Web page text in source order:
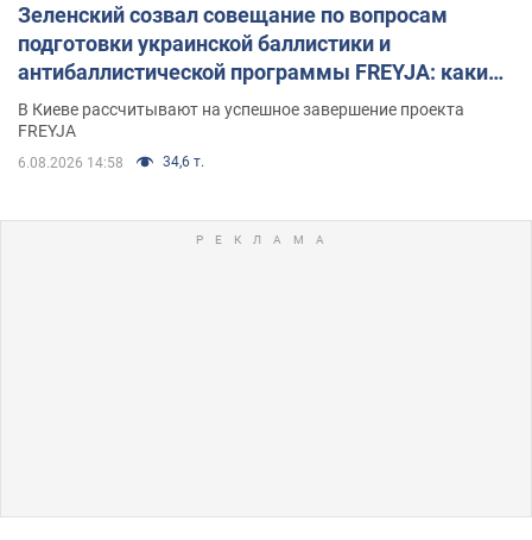
Зеленский созвал совещание по вопросам
подготовки украинской баллистики и
антибаллистической программы FREYJA: какие
решения готовятся
В Киеве рассчитывают на успешное завершение проекта
FREYJA
6.08.2026 14:58 34,6 т.